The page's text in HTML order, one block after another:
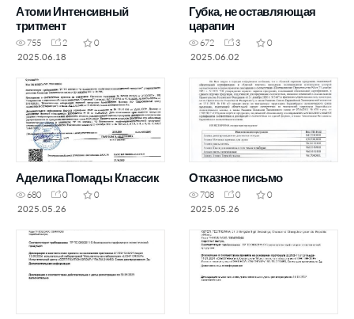
Атоми Интенсивный
тритмент
755 2
0
2025.06.18
Губка, не оставляющая
царапин
672 3
0
2025.06.02
Аделика Помады Классик
680 0
0
2025.05.26
Отказное письмо
708 0
0
2025.05.26